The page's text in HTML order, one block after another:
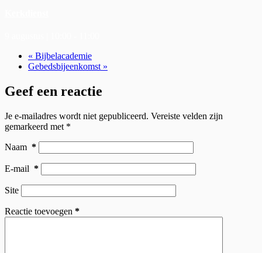
« Bijbelacademie
Gebedsbijeenkomst »
Geef een reactie
Je e-mailadres wordt niet gepubliceerd. Vereiste velden zijn
gemarkeerd met *
Naam *
E-mail *
Site
Reactie toevoegen *